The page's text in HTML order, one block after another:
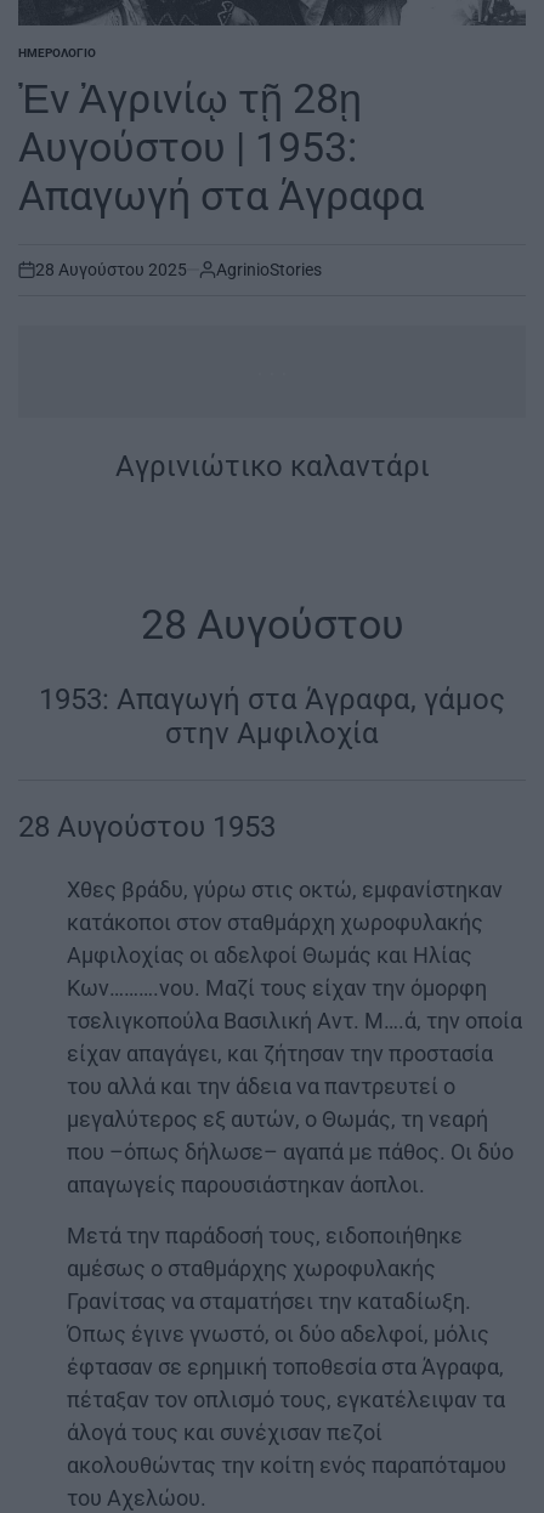
POSTED
ΗΜΕΡΟΛΌΓΙΟ
Ἐν Ἀγρινίῳ τῇ 28ῃ
Αυγούστου | 1953:
Απαγωγή στα Άγραφα
on
28 Αυγούστου 2025 AgrinioStories
Aγρινιώτικο καλαντάρι
28 Αυγούστου
1953: Απαγωγή στα Άγραφα, γάμος
στην Αμφιλοχία
28 Αυγούστου 1953
Χθες βράδυ, γύρω στις οκτώ, εμφανίστηκαν
κατάκοποι στον σταθμάρχη χωροφυλακής
Αμφιλοχίας οι αδελφοί Θωμάς και Ηλίας
Κων……….νου. Μαζί τους είχαν την όμορφη
τσελιγκοπούλα Βασιλική Αντ. Μ….ά, την οποία
είχαν απαγάγει, και ζήτησαν την προστασία
του αλλά και την άδεια να παντρευτεί ο
μεγαλύτερος εξ αυτών, ο Θωμάς, τη νεαρή
που –όπως δήλωσε– αγαπά με πάθος. Οι δύο
απαγωγείς παρουσιάστηκαν άοπλοι.
Μετά την παράδοσή τους, ειδοποιήθηκε
αμέσως ο σταθμάρχης χωροφυλακής
Γρανίτσας να σταματήσει την καταδίωξη.
Όπως έγινε γνωστό, οι δύο αδελφοί, μόλις
έφτασαν σε ερημική τοποθεσία στα Άγραφα,
πέταξαν τον οπλισμό τους, εγκατέλειψαν τα
άλογά τους και συνέχισαν πεζοί
ακολουθώντας την κοίτη ενός παραπόταμου
του Αχελώου.